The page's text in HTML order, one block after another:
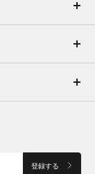
登録する